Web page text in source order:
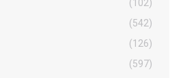
(102)
(542)
(126)
(597)